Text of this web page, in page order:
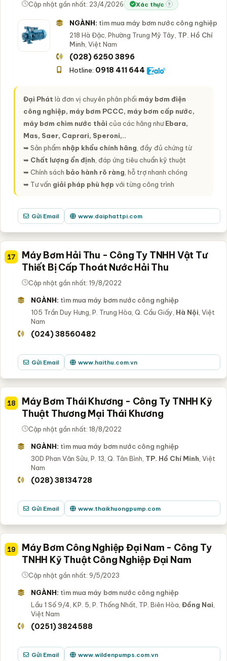
Cập nhật gần nhất: 23/4/2026 Xác thực ?
NGÀNH: tìm mua máy bơm nước công nghiệp
218 Hà Đặc, Phường Trung Mỹ Tây, TP. Hồ Chí
Minh, Việt Nam
(028) 6250 3896
Hotline: 0918 411 644
Đại Phát là đơn vị chuyên phân phối máy bơm điện
công nghiệp, máy bơm PCCC, máy bơm cấp nước,
máy bơm chìm nước thải của các hãng nhưEbara,
Mas, Saer, Caprari, Speroni,..
➥ Sản phẩm nhập khẩu chính hãng, đầy đủ chứng từ
➥ Chất lượng ổn định, đáp ứng tiêu chuẩn kỹ thuật
➥ Chính sách bảo hành rõ ràng, hỗ trợ nhanh chóng
➥ Tư vấn giải pháp phù hợp với từng công trình
Gửi Email www.daiphattpi.com
17
Máy Bơm Hải Thu - Công Ty TNHH Vật Tư
Thiết Bị Cấp Thoát Nước Hải Thu
Cập nhật gần nhất: 19/8/2022
NGÀNH: tìm mua máy bơm nước công nghiệp
105 Trần Duy Hưng, P. Trung Hòa, Q. Cầu Giấy, Hà Nội, Việt
Nam
(024) 38560482
Gửi Email www.haithu.com.vn
18
Máy Bơm Thái Khương - Công Ty TNHH Kỹ
Thuật Thương Mại Thái Khương
Cập nhật gần nhất: 18/8/2022
NGÀNH: tìm mua máy bơm nước công nghiệp
30D Phan Văn Sửu, P. 13, Q. Tân Bình, TP. Hồ Chí Minh, Việt
Nam
(028) 38134728
Gửi Email www.thaikhuongpump.com
19
Máy Bơm Công Nghiệp Đại Nam - Công Ty
TNHH Kỹ Thuật Công Nghiệp Đại Nam
Cập nhật gần nhất: 9/5/2023
NGÀNH: tìm mua máy bơm nước công nghiệp
Lầu 1 Số 9/4, KP. 5, P. Thống Nhất, TP. Biên Hòa, Đồng Nai,
Việt Nam
(0251) 3824588
Gửi Email www.wildenpumps.com.vn